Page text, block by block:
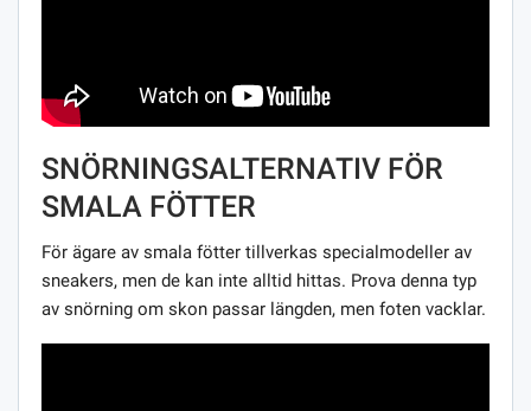
SNÖRNINGSALTERNATIV FÖR
SMALA FÖTTER
För ägare av smala fötter tillverkas specialmodeller av
sneakers, men de kan inte alltid hittas. Prova denna typ
av snörning om skon passar längden, men foten vacklar.